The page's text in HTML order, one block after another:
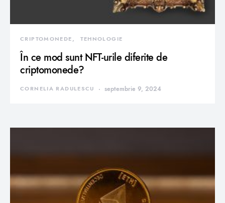
CRIPTOMONEDE TEHNOLOGIE
În ce mod sunt NFT-urile diferite de
criptomonede?
CORNELIA RADULESCU septembrie 9, 2024